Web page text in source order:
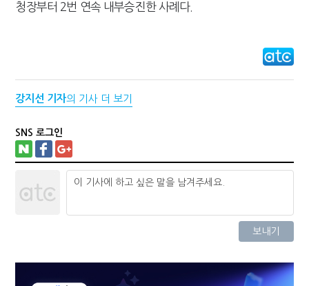
청장부터 2번 연속 내부승진한 사례다.
강지선 기자의 기사 더 보기
SNS 로그인